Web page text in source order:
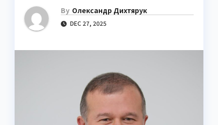
By Олександр Дихтярук
DEC 27, 2025